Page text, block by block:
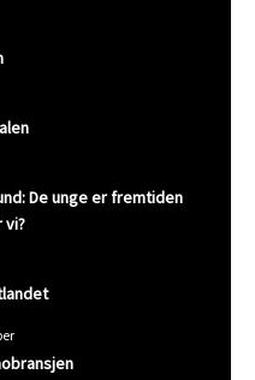
De unge er fremtiden
vi?